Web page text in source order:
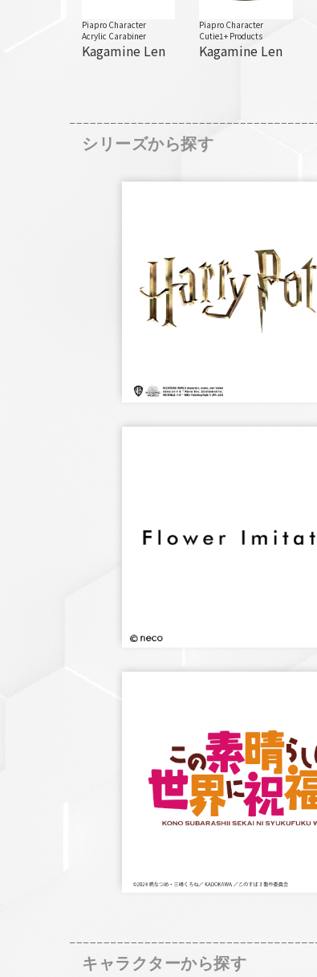
Piapro Character
Acrylic Carabiner
Kagamine Len
Piapro Character
Cutie1+ Products
Kagamine Len
シリーズから探す
キャラクターから探す